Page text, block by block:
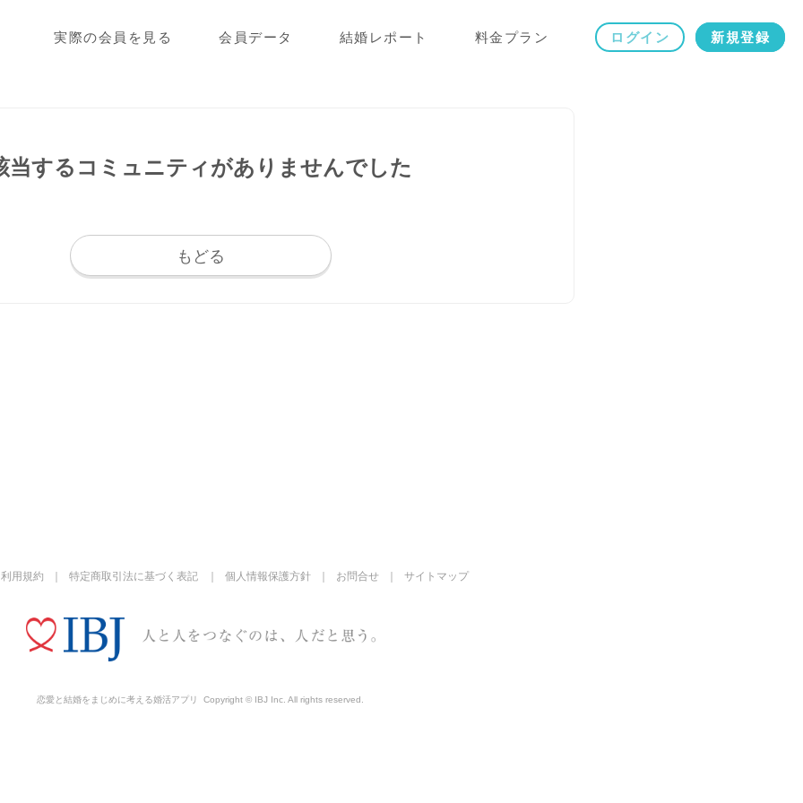
実際の会員を見る 会員データ 結婚レポート 料金プラン ログイン 新規登録
当するコミュニティがありませんでした
もどる
利用規約 特定商取引法に基づく表記 個人情報保護方針 お問合せ サイトマップ
恋愛と結婚をまじめに考える婚活アプリ Copyright © IBJ Inc. All rights reserved.